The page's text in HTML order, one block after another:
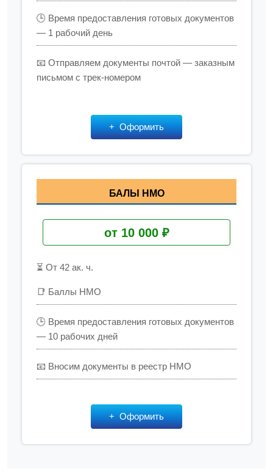
🕒 Время предоставления готовых документов
— 1 рабочий день
📧 Отправляем документы почтой — заказным
письмом с трек-номером
Оформить
БАЛЫ НМО
от 10 000 ₽
⏳ От 42 ак. ч.
📑 Баллы НМО
🕒 Время предоставления готовых документов
— 10 рабочих дней
📧 Вносим документы в реестр НМО
Оформить